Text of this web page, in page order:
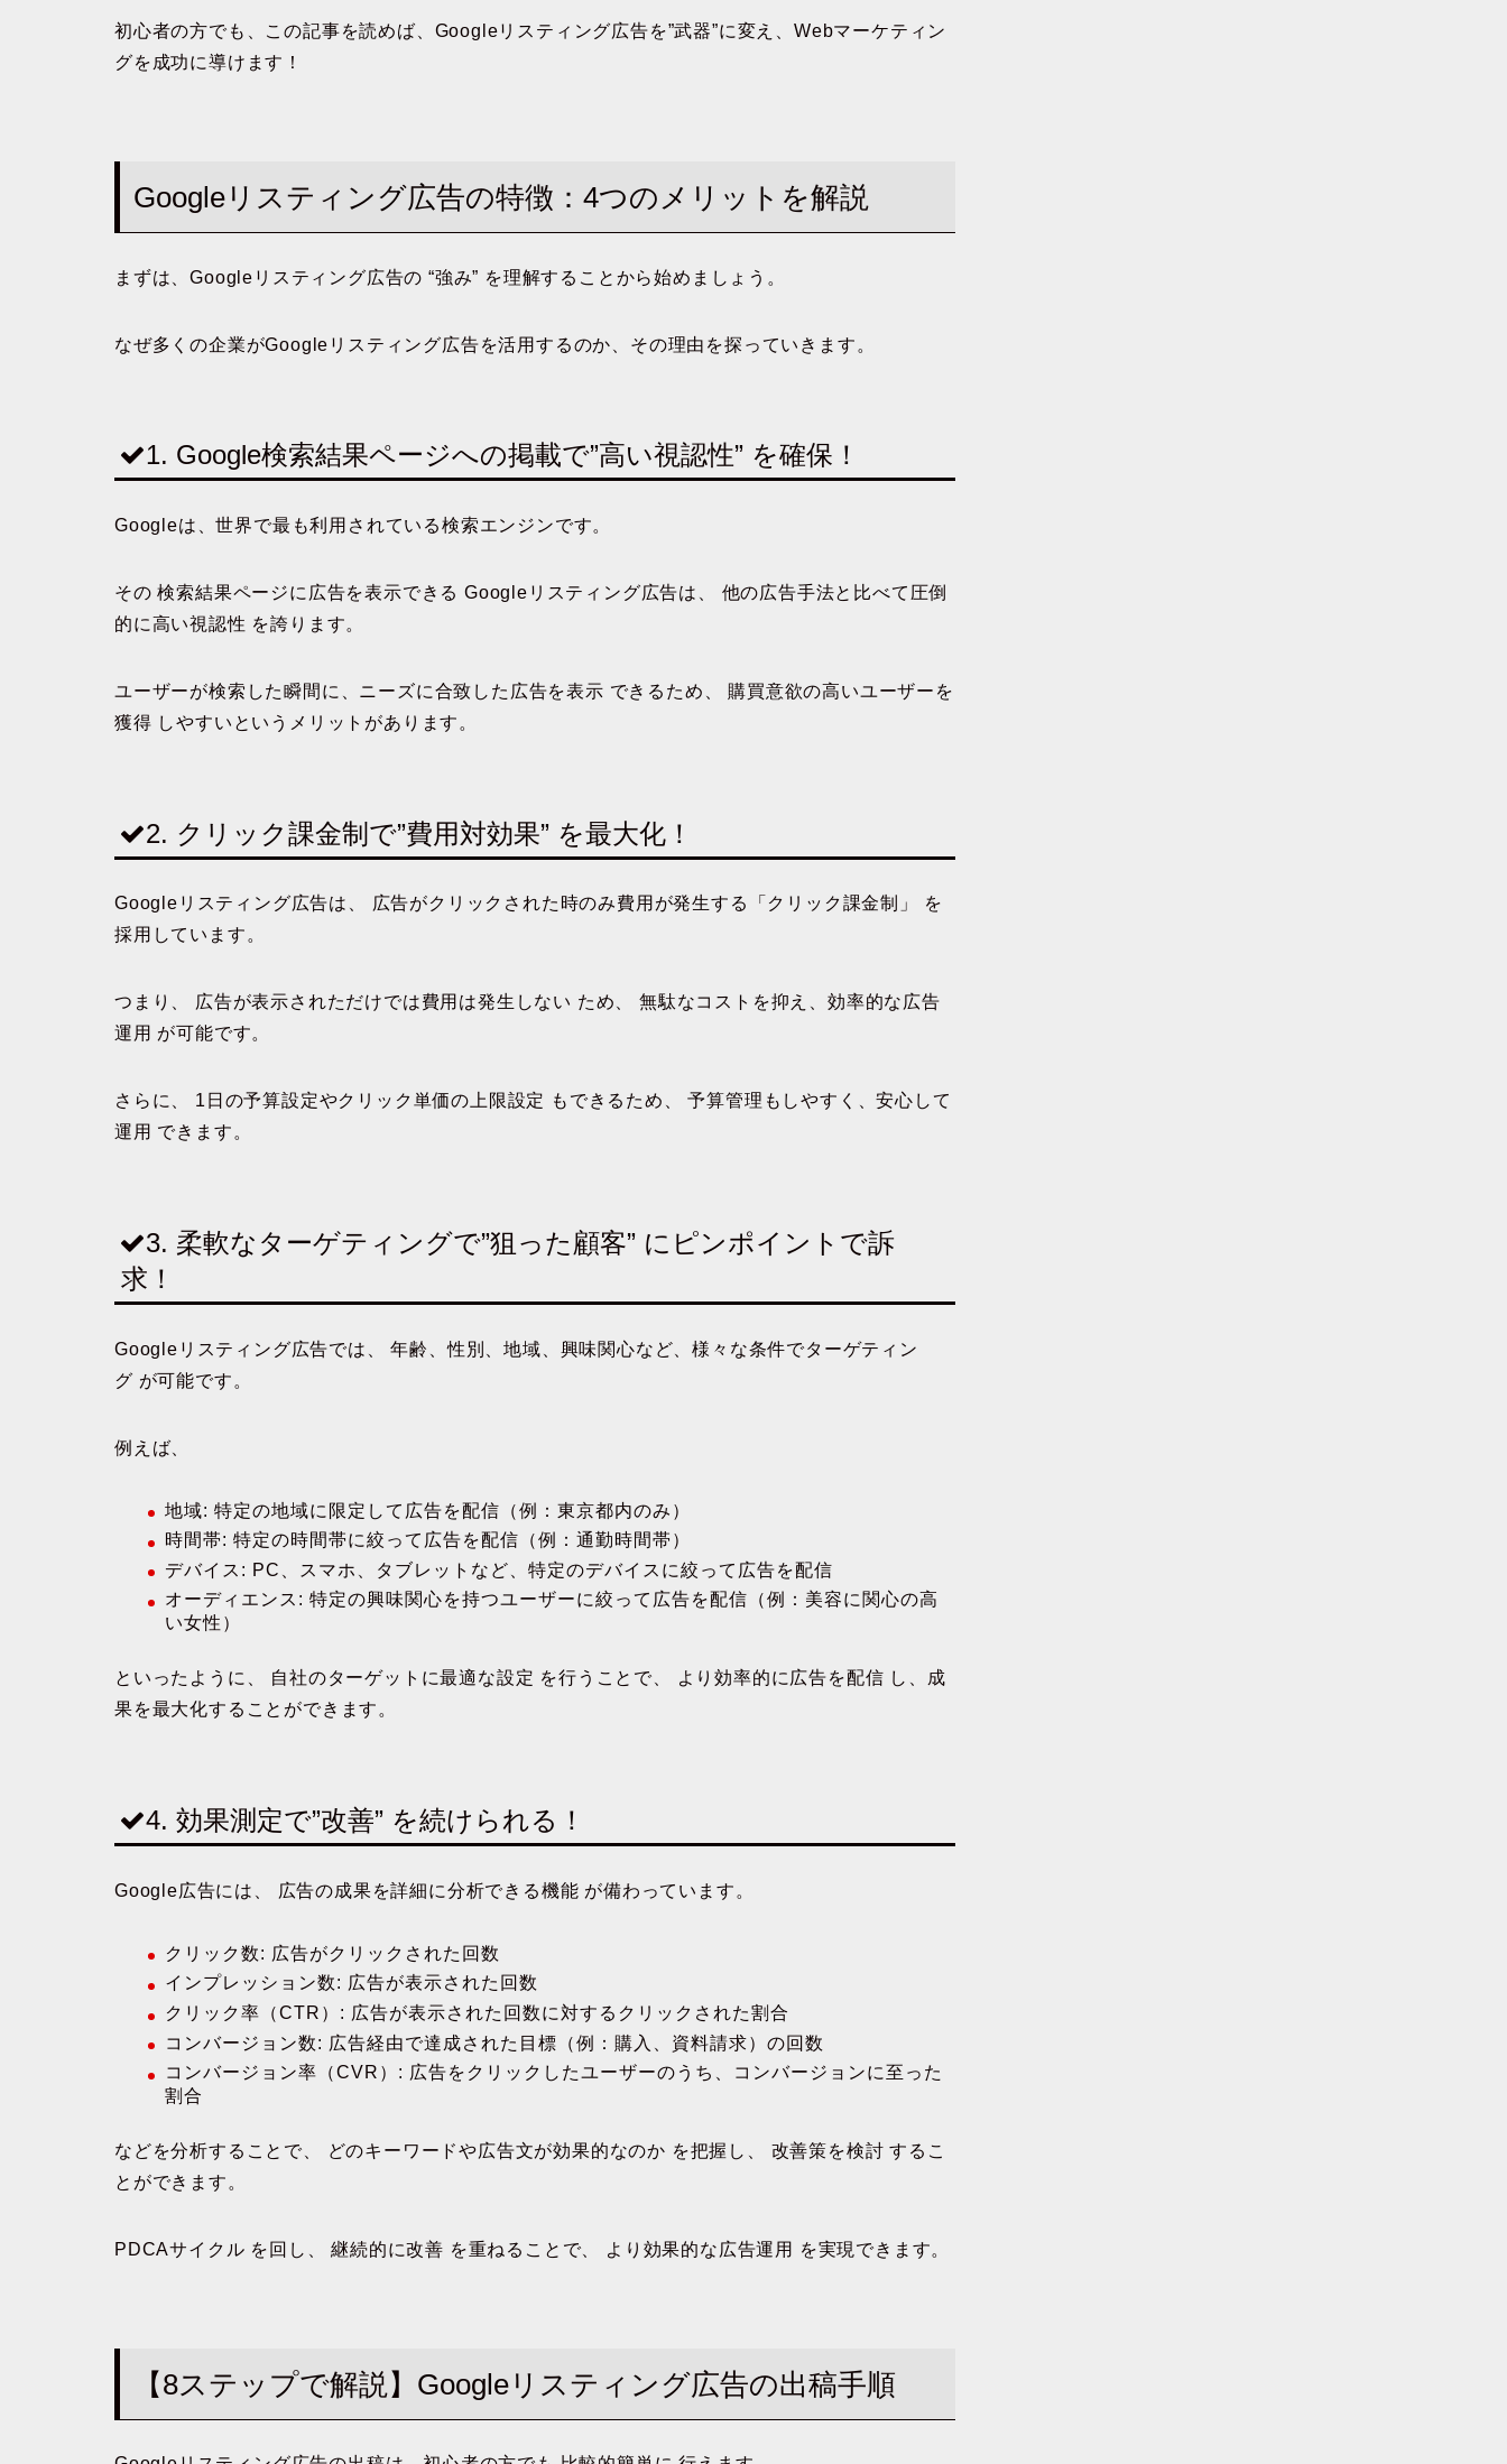
初心者の方でも、この記事を読めば、Googleリスティング広告を”武器”に変え、Webマーケティン
グを成功に導けます！
Googleリスティング広告の特徴：4つのメリットを解説
まずは、Googleリスティング広告の “強み” を理解することから始めましょう。
なぜ多くの企業がGoogleリスティング広告を活用するのか、その理由を探っていきます。
1. Google検索結果ページへの掲載で”高い視認性” を確保！
Googleは、世界で最も利用されている検索エンジンです。
その検索結果ページに広告を表示できる Googleリスティング広告は、 他の広告手法と比べて圧倒
的に高い視認性 を誇ります。
ユーザーが検索した瞬間に、ニーズに合致した広告を表示 できるため、 購買意欲の高いユーザーを
獲得 しやすいというメリットがあります。
2. クリック課金制で”費用対効果” を最大化！
Googleリスティング広告は、 広告がクリックされた時のみ費用が発生する「クリック課金制」
を
採用しています。
つまり、 広告が表示されただけでは費用は発生しない ため、 無駄なコストを抑え、効率的な広告
運用 が可能です。
さらに、 1日の予算設定やクリック単価の上限設定 もできるため、予算管理もしやすく、安心して
運用 できます。
3. 柔軟なターゲティングで”狙った顧客” にピンポイントで訴
求！
Googleリスティング広告では、年齢、性別、地域、興味関心など、様々な条件でターゲティン
グ が可能です。
例えば、
地域: 特定の地域に限定して広告を配信（例：東京都内のみ）
時間帯: 特定の時間帯に絞って広告を配信（例：通勤時間帯）
デバイス : PC、スマホ、タブレットなど、特定のデバイスに絞って広告を配信
オーディエンス : 特定の興味関心を持つユーザーに絞って広告を配信（例：美容に関心の高
い女性）
といったように、 自社のターゲットに最適な設定 を行うことで、 より効率的に広告を配信 し、成
果を最大化することができます。
4. 効果測定で”改善” を続けられる！
Google広告には、 広告の成果を詳細に分析できる機能 が備わっています。
クリック数: 広告がクリックされた回数
インプレッション数: 広告が表示された回数
クリック率（CTR） : 広告が表示された回数に対するクリックされた割合
コンバージョン数: 広告経由で達成された目標（例：購入、資料請求）の回数
コンバージョン率（CVR） : 広告をクリックしたユーザーのうち、コンバージョンに至った
割合
などを分析することで、 どのキーワードや広告文が効果的なのか を把握し、 改善策を検討 するこ
とができます。
PDCAサイクル を回し、継続的に改善 を重ねることで、 より効果的な広告運用 を実現できます。
【8ステップで解説】Googleリスティング広告の出稿手順